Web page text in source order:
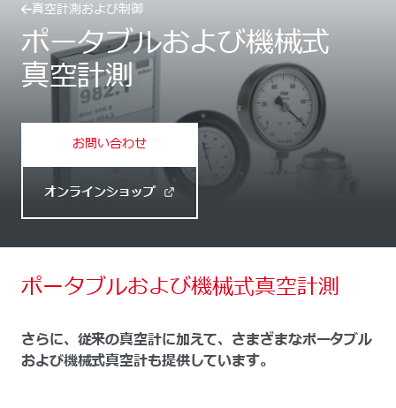
真空計測および制御
ポータブルおよび機械式
真空計測
お問い合わせ
オンラインショップ
ポータブルおよび機械式真空計測
さらに、従来の真空計に加えて、さまざまなポータブル
および機械式真空計も提供しています。